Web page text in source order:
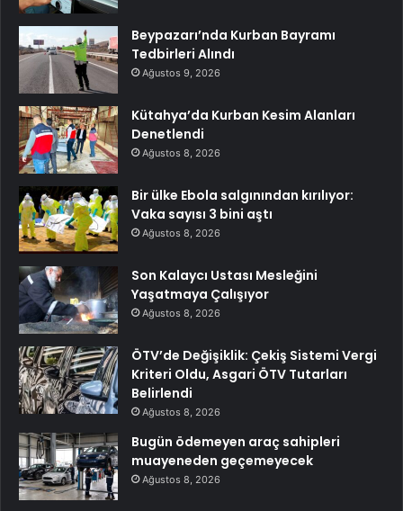
Beypazarı’nda Kurban Bayramı
Tedbirleri Alındı
Ağustos 9, 2026
Kütahya’da Kurban Kesim Alanları
Denetlendi
Ağustos 8, 2026
Bir ülke Ebola salgınından kırılıyor:
Vaka sayısı 3 bini aştı
Ağustos 8, 2026
Son Kalaycı Ustası Mesleğini
Yaşatmaya Çalışıyor
Ağustos 8, 2026
ÖTV’de Değişiklik: Çekiş Sistemi Vergi
Kriteri Oldu, Asgari ÖTV Tutarları
Belirlendi
Ağustos 8, 2026
Bugün ödemeyen araç sahipleri
muayeneden geçemeyecek
Ağustos 8, 2026